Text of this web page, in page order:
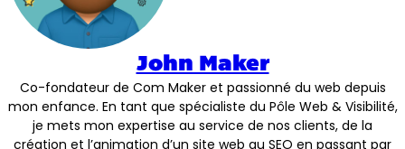
John Maker
Co-fondateur de Com Maker et passionné du web depuis
mon enfance. En tant que spécialiste du Pôle Web & Visibilité,
je mets mon expertise au service de nos clients, de la
création et l’animation d’un site web au SEO en passant par